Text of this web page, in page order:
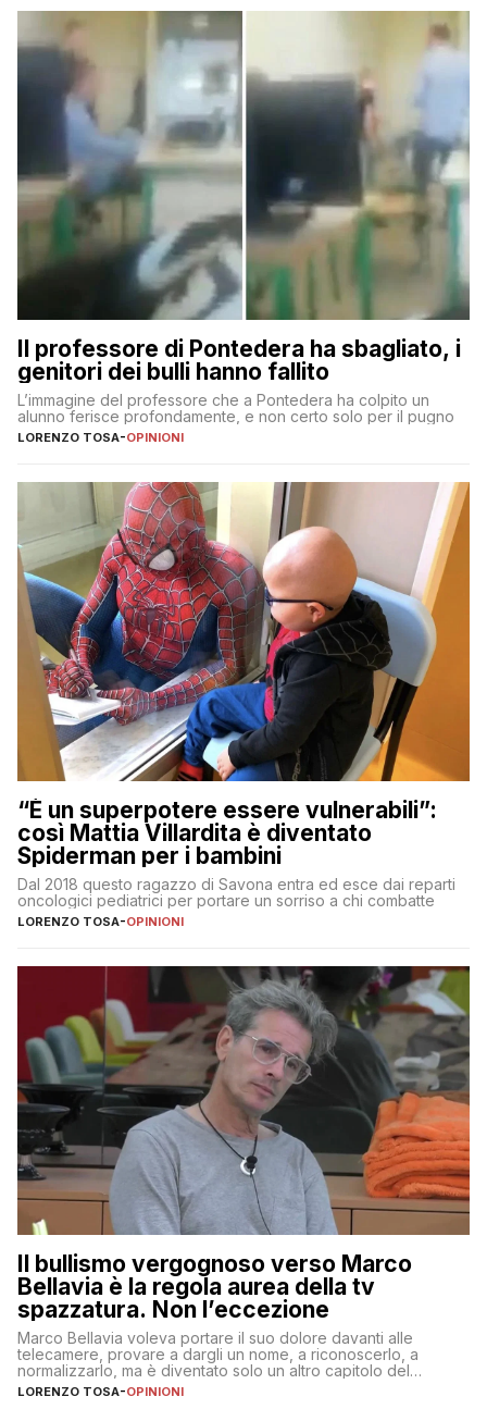
Il professore di Pontedera ha sbagliato, i
genitori dei bulli hanno fallito
L’immagine del professore che a Pontedera ha colpito un
alunno ferisce profondamente, e non certo solo per il pugno
LORENZO TOSA-OPINIONI
“È un superpotere essere vulnerabili”:
così Mattia Villardita è diventato
Spiderman per i bambini
Dal 2018 questo ragazzo di Savona entra ed esce dai reparti
oncologici pediatrici per portare un sorriso a chi combatte
LORENZO TOSA-OPINIONI
Il bullismo vergognoso verso Marco
Bellavia è la regola aurea della tv
spazzatura. Non l’eccezione
Marco Bellavia voleva portare il suo dolore davanti alle
telecamere, provare a dargli un nome, a riconoscerlo, a
normalizzarlo, ma è diventato solo un altro capitolo del
copione
LORENZO TOSA-OPINIONI